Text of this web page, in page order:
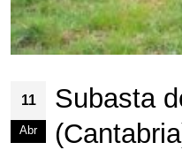
11
Abr
Subasta